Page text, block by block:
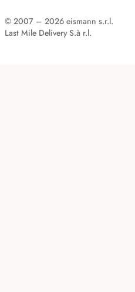
© 2007 – 2026 eismann s.r.l.
Last Mile Delivery S.à r.l.